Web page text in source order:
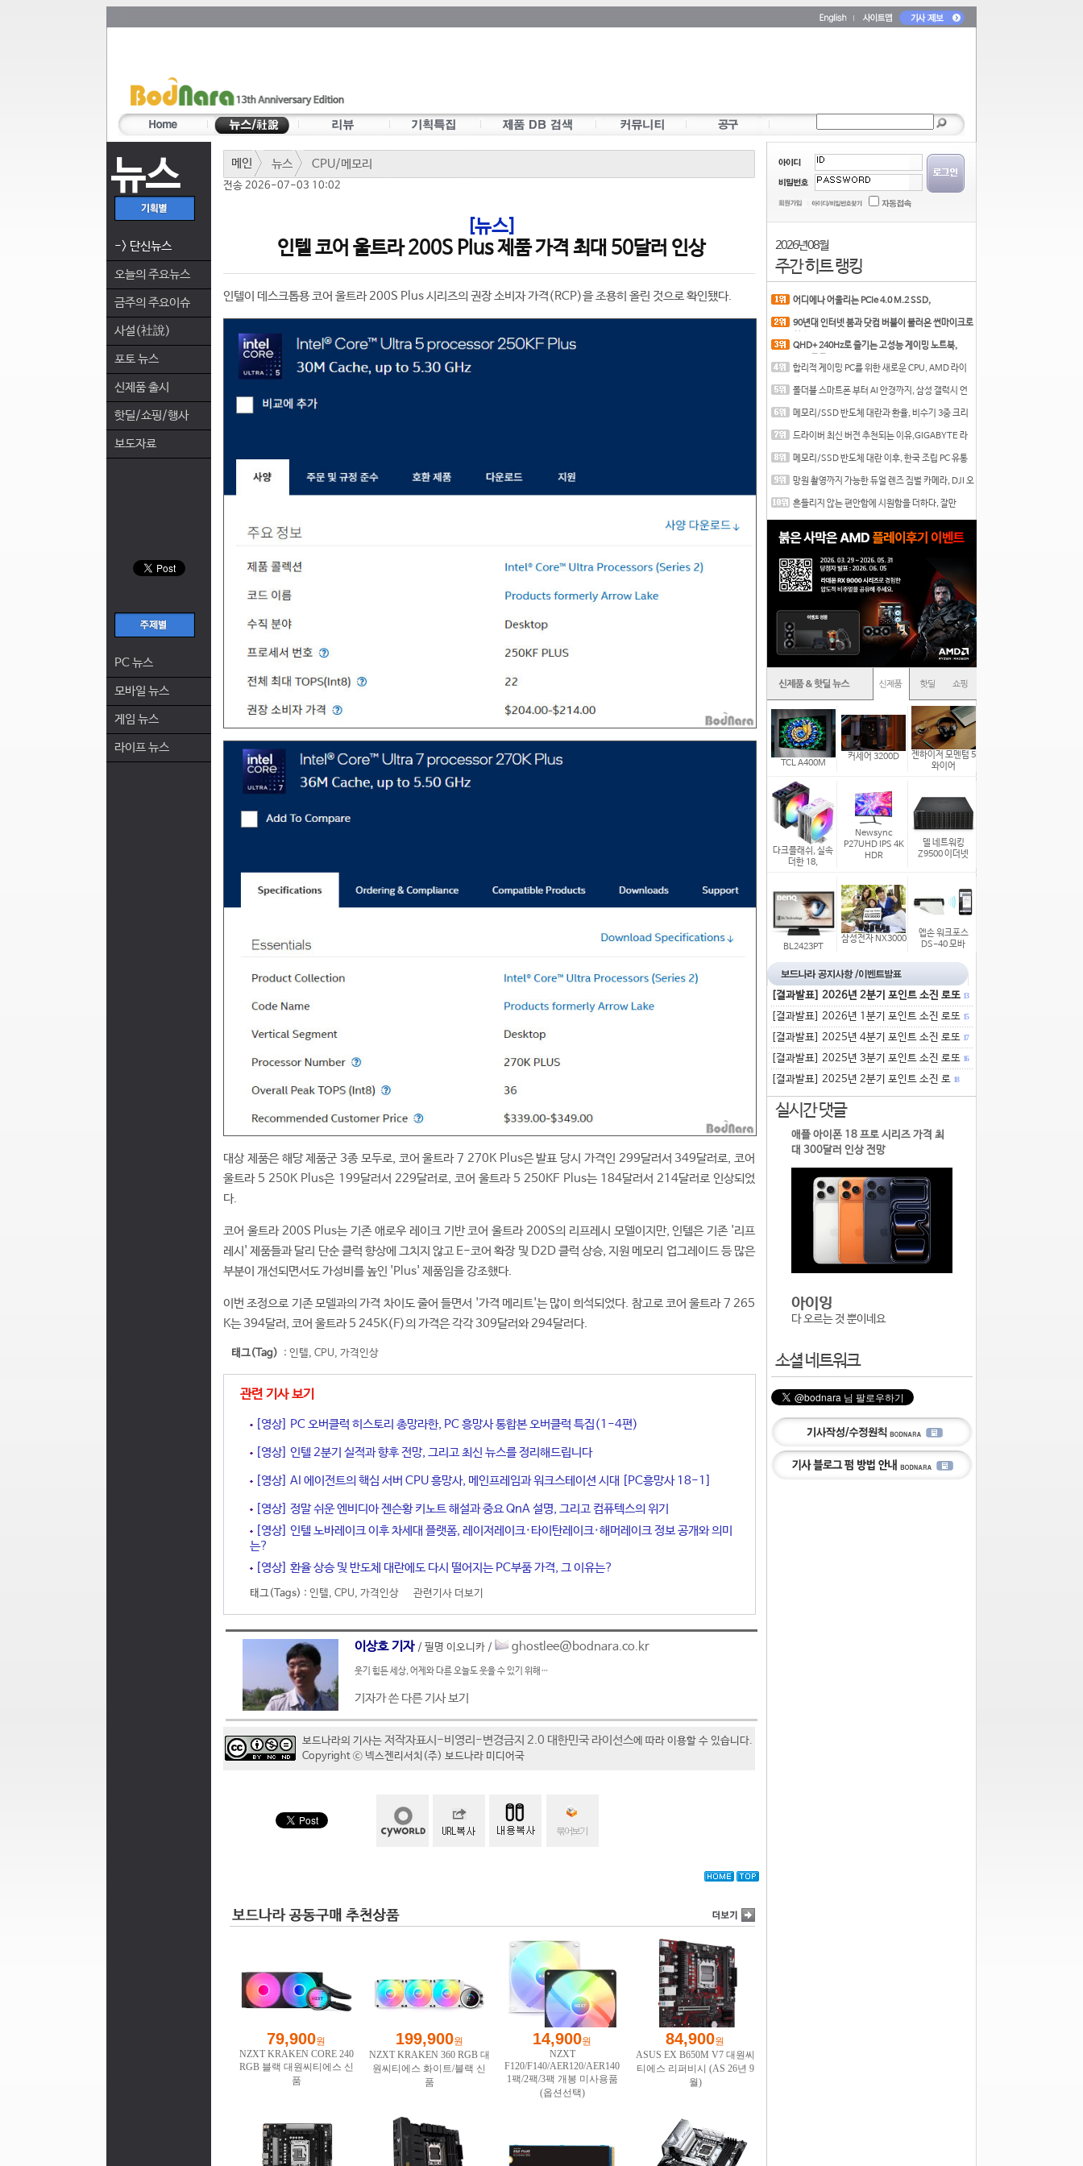
뉴스
-> 단신뉴스
오늘의 주요뉴스
금주의 주요이슈
사설(社說)
포토 뉴스
신제품 출시
핫딜/쇼핑/행사
보도자료
PC 뉴스
모바일 뉴스
게임 뉴스
라이프 뉴스
메인 뉴스 CPU/메모리
전송 2026-07-03 10:02
[뉴스]
인텔 코어 울트라 200S Plus 제품 가격 최대 50달러 인상
인텔이 데스크톱용 코어 울트라 200S Plus 시리즈의 권장 소비자 가격(RCP)을 조용히 올린 것으로 확인됐다.
대상 제품은 해당 제품군 3종 모두로, 코어 울트라 7 270K Plus은 발표 당시 가격인 299달러서 349달러로, 코어
울트라 5 250K Plus은 199달러서 229달러로, 코어 울트라 5 250KF Plus는 184달러서 214달러로 인상되었
다.
코어 울트라 200S Plus는 기존 애로우 레이크 기반 코어 울트라 200S의 리프레시 모델이지만, 인텔은 기존 '리프
레시' 제품들과 달리 단순 클럭 향상에 그치지 않고 E-코어 확장 및 D2D 클럭 상승, 지원 메모리 업그레이드 등 많은
부분이 개선되면서도 가성비를 높인 'Plus' 제품임을 강조했다.
이번 조정으로 기존 모델과의 가격 차이도 줄어 들면서 '가격 메리트'는 많이 희석되었다. 참고로 코어 울트라 7 265
K는 394달러, 코어 울트라 5 245K(F)의 가격은 각각 309달러와 294달러다.
태그(Tag) : 인텔, CPU, 가격인상
관련 기사 보기
[영상] PC 오버클럭 히스토리 총망라한, PC 흥망사 통합본 오버클럭 특집(1-4편)
[영상] 인텔 2분기 실적과 향후 전망, 그리고 최신 뉴스를 정리해드립니다
[영상] AI 에이전트의 핵심 서버 CPU 흥망사, 메인프레임과 워크스테이션 시대 [PC흥망사 18-1]
[영상] 정말 쉬운 엔비디아 젠슨황 키노트 해설과 중요 QnA 설명, 그리고 컴퓨텍스의 위기
[영상] 인텔 노바레이크 이후 차세대 플랫폼, 레이저레이크·타이탄레이크·해머레이크 정보 공개와 의미
는?
[영상] 환율 상승 및 반도체 대란에도 다시 떨어지는 PC부품 가격, 그 이유는?
태그(Tags) : 인텔, CPU, 가격인상 관련기사 더보기
이상호 기자 / 필명 이오니카 / ghostlee@bodnara.co.kr
웃기 힘든 세상, 어제와 다른 오늘도 웃을 수 있기 위해…
기자가 쓴 다른 기사 보기
보드나라의 기사는 저작자표시-비영리-변경금지 2.0 대한민국 라이선스에 따라 이용할 수 있습니다.
Copyright ⓒ 넥스젠리서치(주) 보드나라 미디어국
2026년 08월
주간 히트 랭킹
어디에나 어울리는 PCIe 4.0 M.2 SSD,
90년대 인터넷 붐과 닷컴 버블이 불러온 썬마이크로
QHD+ 240Hz로 즐기는 고성능 게이밍 노트북,
합리적 게이밍 PC를 위한 새로운 CPU, AMD 라이
폴더블 스마트폰 부터 AI 안경까지, 삼성 갤럭시 언
메모리/SSD 반도체 대란과 환율, 비수기 3중 크리
드라이버 최신 버전 추천되는 이유,GIGABYTE 라
메모리/SSD 반도체 대란 이후, 한국 조립 PC 유통
망원 촬영까지 가능한 듀얼 렌즈 짐벌 카메라, DJI 오
흔들리지 않는 편안함에 시원함을 더하다, 잘만
TCL A400M
커세어 3200D
젠하이저 모멘텀 5
와이어
다크플래쉬, 실속
더한 18,
Newsync
P27UHD IPS 4K
HDR
델 네트워킹
Z9500 이더넷
BL2423PT
삼성전자 NX3000
엡손 워크포스
DS-40 모바
[결과발표] 2026년 2분기 포인트 소진 로또 13
[결과발표] 2026년 1분기 포인트 소진 로또 15
[결과발표] 2025년 4분기 포인트 소진 로또 17
[결과발표] 2025년 3분기 포인트 소진 로또 16
[결과발표] 2025년 2분기 포인트 소진 로 18
실시간 댓글
애플 아이폰 18 프로 시리즈 가격 최
대 300달러 인상 전망
아이잉
다 오르는 것 뿐이네요
소셜 네트워크